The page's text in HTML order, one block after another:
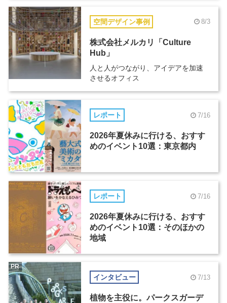
空間デザイン事例 8/3
株式会社メルカリ「Culture
Hub」
人と人がつながり、アイデアを加速
させるオフィス
レポート 7/16
2026年夏休みに行ける、おすす
めのイベント10選：東京都内
レポート 7/16
2026年夏休みに行ける、おすす
めのイベント10選：そのほかの
地域
インタビュー 7/13
植物を主役に。パークスガーデ
PR